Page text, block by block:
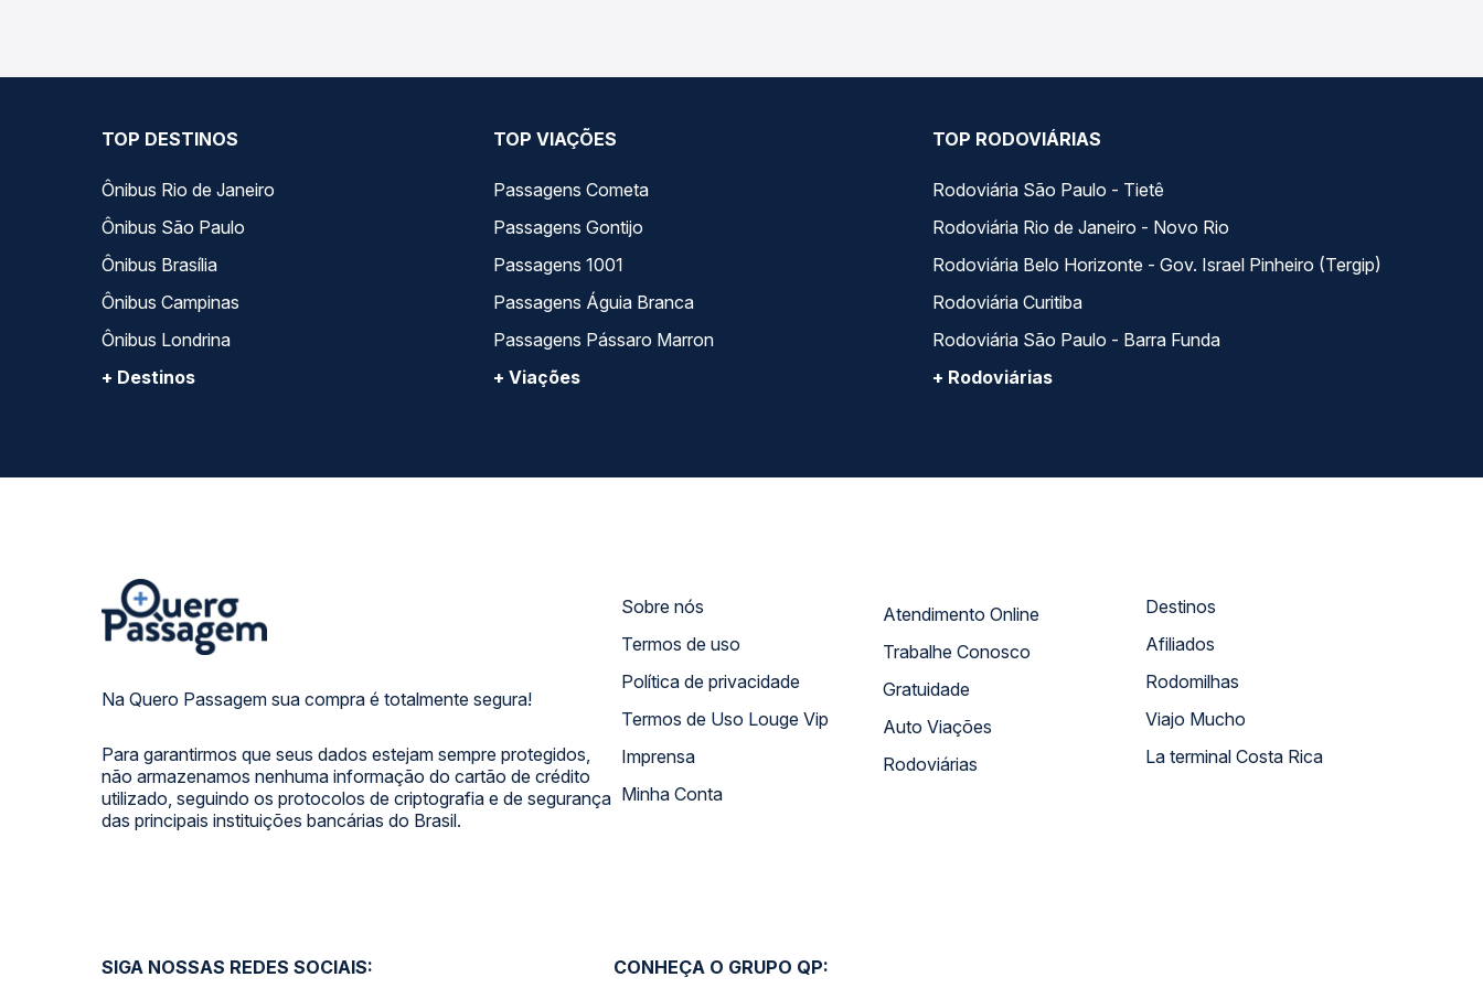
TOP DESTINOS
Ônibus Rio de Janeiro
Ônibus São Paulo
Ônibus Brasília
Ônibus Campinas
Ônibus Londrina
+ Destinos
TOP VIAÇÕES
Passagens Cometa
Passagens Gontijo
Passagens 1001
Passagens Águia Branca
Passagens Pássaro Marron
+ Viações
TOP RODOVIÁRIAS
Rodoviária São Paulo - Tietê
Rodoviária Rio de Janeiro - Novo Rio
Rodoviária Belo Horizonte - Gov. Israel Pinheiro (Tergip)
Rodoviária Curitiba
Rodoviária São Paulo - Barra Funda
+ Rodoviárias
Na Quero Passagem sua compra é totalmente segura!
Para garantirmos que seus dados estejam sempre protegidos,
não armazenamos nenhuma informação do cartão de crédito
utilizado, seguindo os protocolos de criptografia e de segurança
das principais instituições bancárias do Brasil.
Sobre nós
Termos de uso
Política de privacidade
Termos de Uso Louge Vip
Imprensa
Minha Conta
Atendimento Online
Trabalhe Conosco
Gratuidade
Auto Viações
Rodoviárias
Destinos
Afiliados
Rodomilhas
Viajo Mucho
La terminal Costa Rica
SIGA NOSSAS REDES SOCIAIS: CONHEÇA O GRUPO QP: